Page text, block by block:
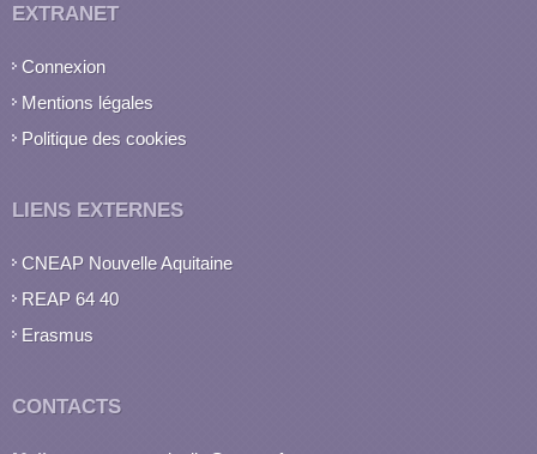
EXTRANET
Connexion
Mentions légales
Politique des cookies
LIENS EXTERNES
CNEAP Nouvelle Aquitaine
REAP 64 40
Erasmus
CONTACTS